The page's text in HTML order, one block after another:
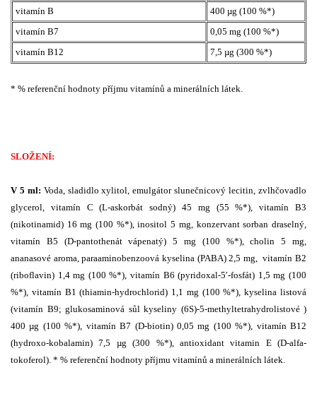
vitamín B
400 µg (100 %*)
vitamín B7
0,05 mg (100 %*)
vitamín B12
7,5 µg (300 %*)
* % referenční hodnoty příjmu vitamínů a minerálních látek.
SLOŽENÍ:
V 5 ml: Voda, sladidlo xylitol, emulgátor slunečnicový lecitin, zvlhčovadlo
glycerol, vitamín C (L-askorbát sodný) 45 mg (55 %*), vitamín B3
(nikotinamid) 16 mg (100 %*), inositol 5 mg, konzervant sorban draselný,
vitamín B5 (D-pantothenát vápenatý) 5 mg (100 %*), cholin 5 mg,
ananasové aroma, paraaminobenzoová kyselina (PABA) 2,5 mg, vitamín B2
(riboflavin) 1,4 mg (100 %*), vitamín B6 (pyridoxal-5′-fosfát) 1,5 mg (100
%*), vitamín B1 (thiamin-hydrochlorid) 1,1 mg (100 %*), kyselina listová
(vitamín B9; glukosaminová sůl kyseliny (6S)-5-methyltetrahydrolistové )
400 µg (100 %*), vitamín B7 (D-biotin) 0,05 mg (100 %*), vitamín B12
(hydroxo-kobalamin) 7,5 µg (300 %*), antioxidant vitamin E (D-alfa-
tokoferol). * % referenční hodnoty příjmu vitamínů a minerálních látek.